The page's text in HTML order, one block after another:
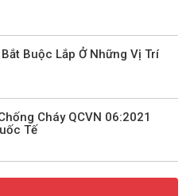
Buộc Lắp Ở Những Vị Trí
Cháy QCVN 06:2021
Tế